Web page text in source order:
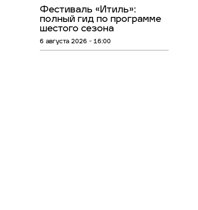
Фестиваль «Итиль»:
полный гид по программе
шестого сезона
6 августа 2026 - 16:00